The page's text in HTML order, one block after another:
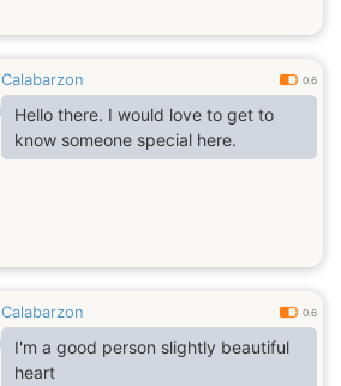
Calabarzon 0.6
Hello there. I would love to get to
know someone special here.
Calabarzon 0.6
I'm a good person slightly beautiful
heart